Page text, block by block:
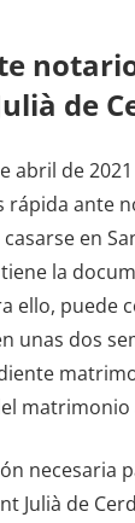
dе
abril dе
rápida ante
en
la
ello, puede
unas dos
necesaria
Julià dе